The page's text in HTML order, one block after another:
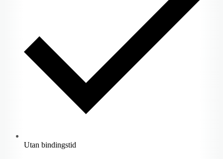
Utan bindingstid